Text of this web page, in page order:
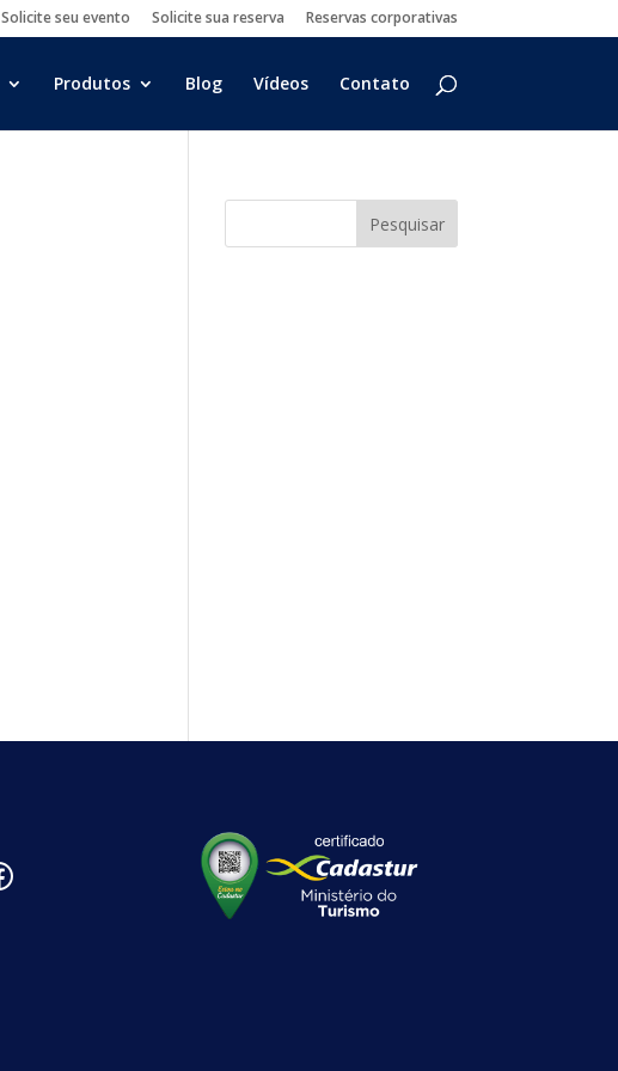
Solicite seu evento Solicite sua reserva Reservas corporativas
Produtos Blog Vídeos Contato